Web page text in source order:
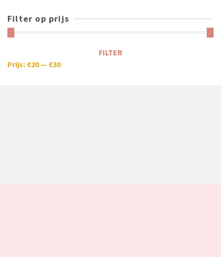
Filter op prijs
FILTER
Prijs: €20— €30